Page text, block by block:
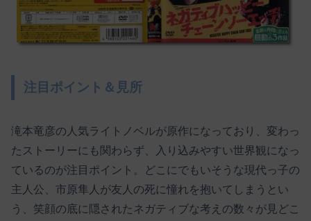
注目ポイント＆見所
滝本竜彦の人気ライトノベルが原作になっており、変わっ
たストーリーにも関わらず、入り込みやすい世界観になっ
ているのが注目ポイント。どこにでもいそうな現代っ子の
主人公、市原隼人が友人の死に憧れを抱いてしまうとい
う、笑顔の底に隠されたネガティブな考えの数々が見どこ